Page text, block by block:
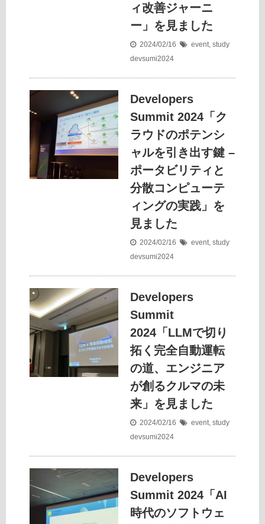
ィ改善ジャーニ
ー」を見ました
2024/02/16 event, study
devsumi2024
Developers
Summit 2024「ク
ラウドのポテンシ
ャルを引き出す鍵 –
ポータビリティと
分散コンピューテ
ィングの実践」を
見ました
2024/02/16 event, study
devsumi2024
Developers
Summit
2024「LLMで切り
拓く完全自動運転
の道、エンジニア
が創るクルマの未
来」を見ました
2024/02/16 event, study
devsumi2024
Developers
Summit 2024「AI
時代のソフトウェ